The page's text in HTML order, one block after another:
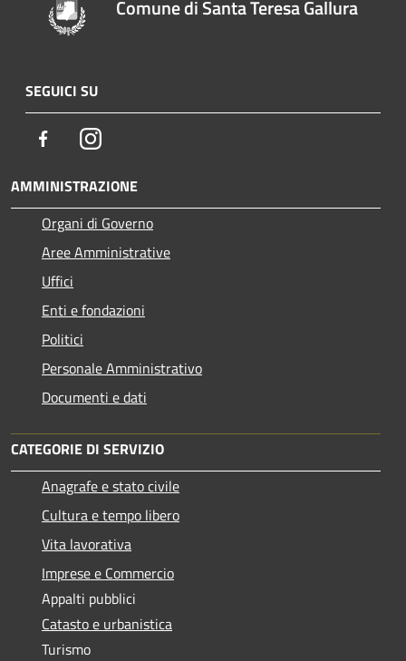
Comune di Santa Teresa Gallura
SEGUICI SU
FacebookInstagram
AMMINISTRAZIONE
Organi di Governo
Aree Amministrative
Uffici
Enti e fondazioni
Politici
Personale Amministrativo
Documenti e dati
CATEGORIE DI SERVIZIO
Anagrafe e stato civile
Cultura e tempo libero
Vita lavorativa
Imprese e Commercio
Appalti pubblici
Catasto e urbanistica
Turismo